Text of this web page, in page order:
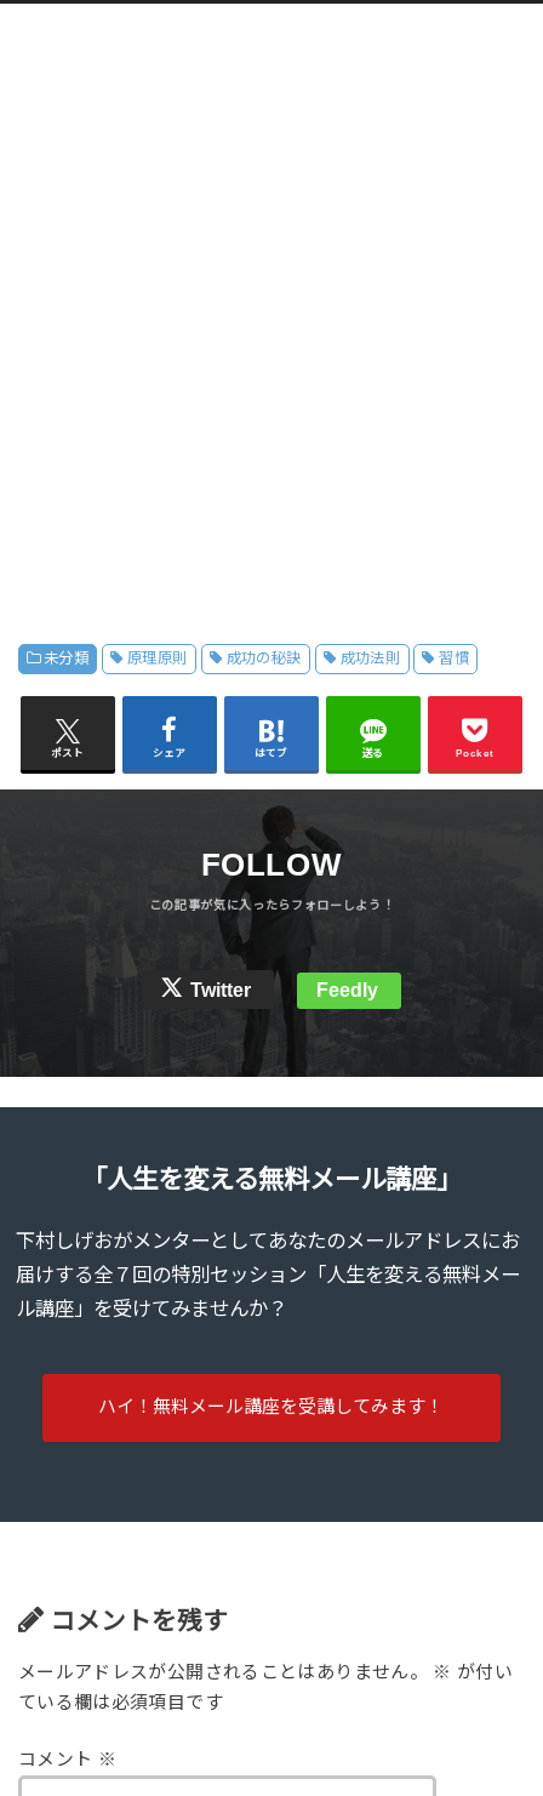
未分類 原理原則 成功の秘訣 成功法則 習慣
ポスト シェア はてブ 送る Pocket
FOLLOW
Twitter Feedly
「人生を変える無料メール講座」
下村しげおがメンターとしてあなたのメールアドレスにお
届けする全７回の特別セッション「人生を変える無料メー
ル講座」を受けてみませんか？
ハイ！無料メール講座を受講してみます！
コメントを残す
メールアドレスが公開されることはありません。 ※ が付い
ている欄は必須項目です
コメント ※